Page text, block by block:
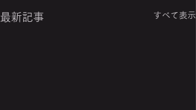
最新記事 すべて表示